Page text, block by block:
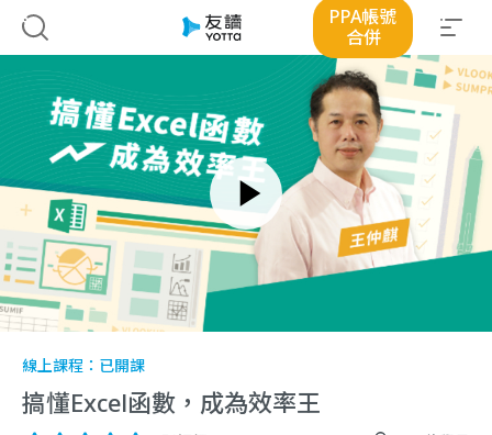
PPA帳號
合併
線上課程： 已開課
搞懂Excel函數，成為效率王